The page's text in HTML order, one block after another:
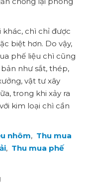
khác, chì chỉ được
biệt hơn. Do vậy,
phế liệu chì cũng
như sắt, thép,
vật tư xây
trong khi xảy ra
kim loại chì cần
nhôm, Thu mua
, Thu mua phế